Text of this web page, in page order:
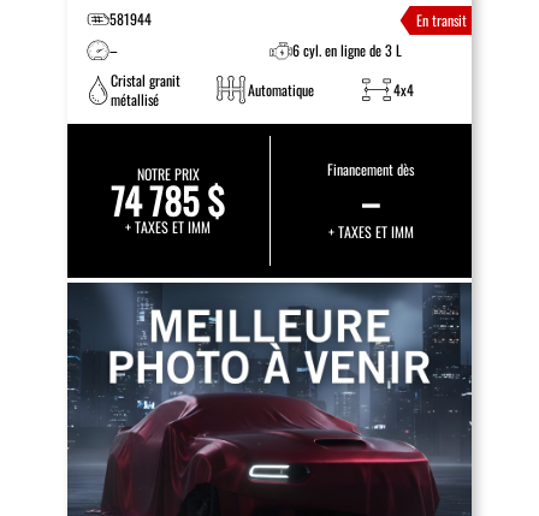
581944
En transit
–
6 cyl. en ligne de 3 L
Cristal granit
métallisé
Automatique 4x4
NOTRE PRIX
74 785 $
+ TAXES ET IMM
Financement dès
–
+ TAXES ET IMM